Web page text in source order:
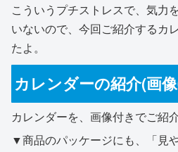
こういうプチストレスで、気力
いないので、今回ご紹介するカ
たよ。
カレンダーの紹介(画
カレンダーを、画像付きでご紹介
▼商品のパッケージにも、「見